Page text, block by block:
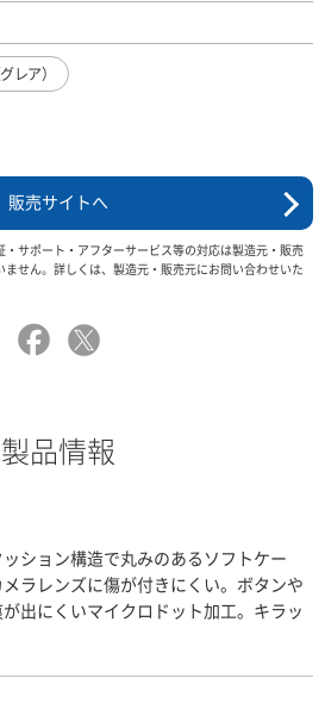
レア）
販売サイトへ
・サポート・アフターサービス等の対応は製造元・販売
せん。詳しくは、製造元・販売元にお問い合わせいた
製品情報
ション構造で丸みのあるソフトケー
ラレンズに傷が付きにくい。ボタンや
出にくいマイクロドット加工。キラッ